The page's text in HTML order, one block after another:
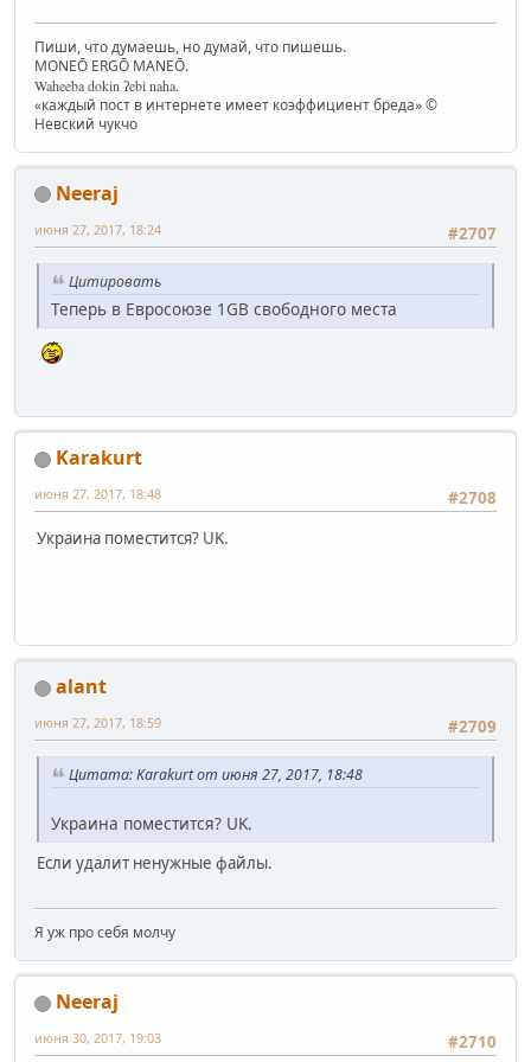
Пиши, что думаешь, но думай, что пишешь.
MONEŌ ERGŌ MANEŌ.
Waheeba dokin ʔebi naha.
«каждый пост в интернете имеет коэффициент бреда» ©
Невский чукчо
Neeraj
#2707
июня 27, 2017, 18:24
Цитировать
Теперь в Евросоюзе 1GB свободного места
Karakurt
#2708
июня 27, 2017, 18:48
Украина поместится? UK.
alant
#2709
июня 27, 2017, 18:59
Цитата: Karakurt от июня 27, 2017, 18:48
Украина поместится? UK.
Если удалит ненужные файлы.
Я уж про себя молчу
Neeraj
#2710
июня 30, 2017, 19:03